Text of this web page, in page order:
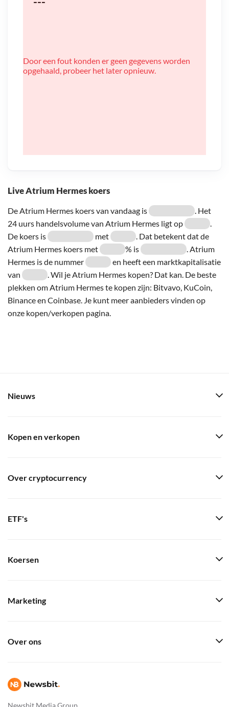
Live Atrium Hermes koers
De Atrium Hermes koers van vandaag is
. Het
24 uurs handelsvolume van Atrium Hermes ligt op
.
De koers is
met
. Dat betekent dat de
Atrium Hermes koers met
% is
. Atrium
Hermes is de nummer
en heeft een marktkapitalisatie
van
. Wil je Atrium Hermes kopen? Dat kan. De beste
plekken om Atrium Hermes te kopen zijn: Bitvavo, KuCoin,
Binance en Coinbase. Je kunt meer aanbieders vinden op
onze kopen/verkopen pagina.
Door een fout konden er geen gegevens worden
opgehaald, probeer het later opnieuw.
Newsbit Media Group
Nieuws
Kopen en verkopen
Over cryptocurrency
ETF's
Koersen
Marketing
Over ons